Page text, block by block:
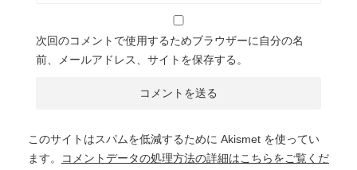
次回のコメントで使用するためブラウザーに自分の名
前、メールアドレス、サイトを保存する。
このサイトはスパムを低減するために Akismet を使ってい
ます。
コメントデータの処理方法の詳細はこちらをご覧くだ